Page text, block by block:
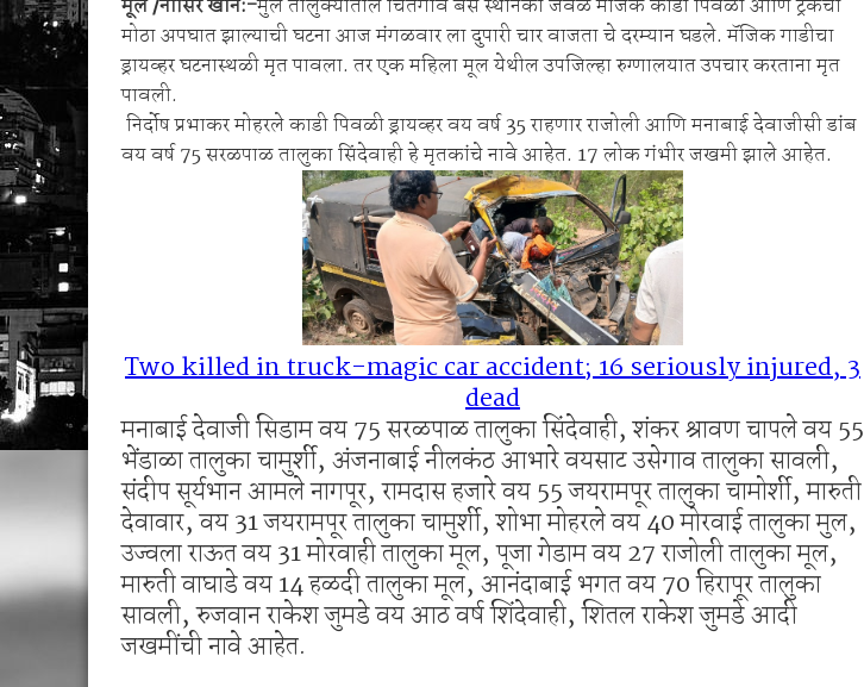
1 व 2 ऑगस्ट रोजी जिल्हास्तरीय कनिष्ठ गट अथलेटिक्स स्पर्धा 2026.
शेगाव पोलीस यांचा गर्भपात प्रकरणातील बोगस डॉ. विश्वास याचे वर गुन्हा दाखल.
मोठा अपघात झाल्याची घटना आज मंगळवार ला दुपारी चार वाजता चे दरम्यान घडले. मॅजिक गाडीचा
ड्रायव्हर घटनास्थळी मृत पावला. तर एक महिला मूल येथील उपजिल्हा रुग्णालयात उपचार करताना मृत
पावली.
निर्दोष प्रभाकर मोहरले काडी पिवळी ड्रायव्हर वय वर्ष 35 राहणार राजोली आणि मनाबाई देवाजीसी डांब
वय वर्ष 75 सरळपाळ तालुका सिंदेवाही हे मृतकांचे नावे आहेत. 17 लोक गंभीर जखमी झाले आहेत.
Two killed in truck-magic car accident; 16 seriously injured, 3
dead
मनाबाई देवाजी सिडाम वय 75 सरळपाळ तालुका सिंदेवाही, शंकर श्रावण चापले वय 55
भेंडाळा तालुका चामुर्शी, अंजनाबाई नीलकंठ आभारे वयसाट उसेगाव तालुका सावली,
संदीप सूर्यभान आमले नागपूर, रामदास हजारे वय 55 जयरामपूर तालुका चामोर्शी, मारुती
देवावार, वय 31 जयरामपूर तालुका चामुर्शी, शोभा मोहरले वय 40 मोरवाई तालुका मुल,
उज्वला राऊत वय 31 मोरवाही तालुका मूल, पूजा गेडाम वय 27 राजोली तालुका मूल,
मारुती वाघाडे वय 14 हळदी तालुका मूल, आनंदाबाई भगत वय 70 हिरापूर तालुका
सावली, रुजवान राकेश जुमडे वय आठ वर्ष शिंदेवाही, शितल राकेश जुमडे आदी
जखमींची नावे आहेत.